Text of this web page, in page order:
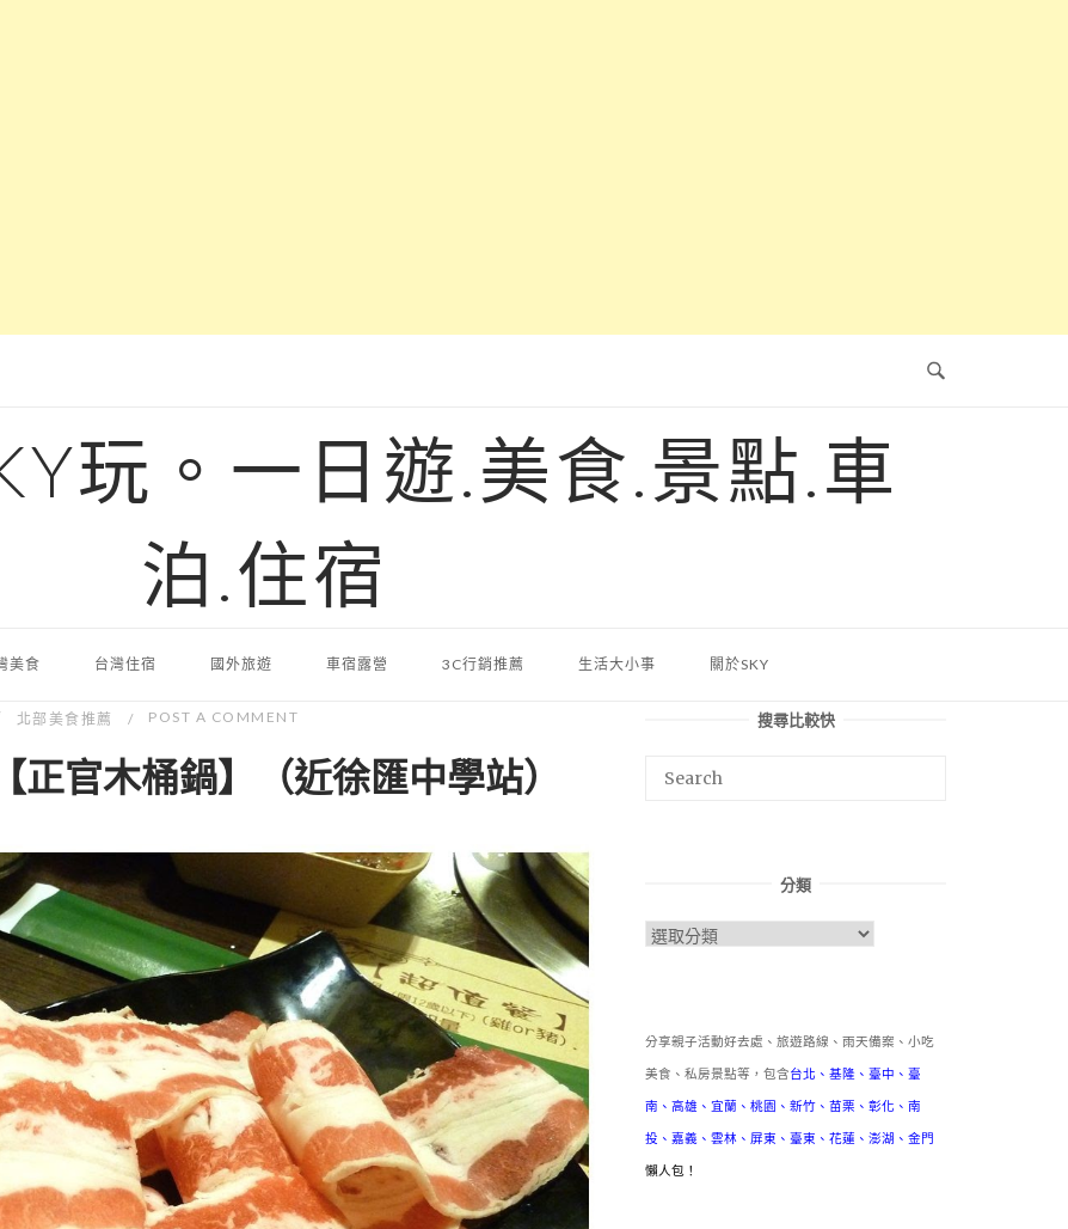
玩。一日遊.美食.景點.車
泊.住宿
美食 台灣住宿 國外旅遊 車宿露營 3C行銷推薦 生活大小事 關於SKY
北部美食推薦 POST A COMMENT
官木桶鍋】（近徐匯中學站）
搜尋比較快
分類
分
分享親子活動好去處、旅遊路線、雨天備案、小吃
美食、私房景點等，包含台北 、 基隆 、 臺中 、 臺
南 、 高雄 、 宜蘭 、 桃園 、 新竹 、 苗栗 、 彰化 、 南
投 、 嘉義 、 雲林 、 屏東 、 臺東 、 花蓮 、 澎湖 、 金門
懶人包！